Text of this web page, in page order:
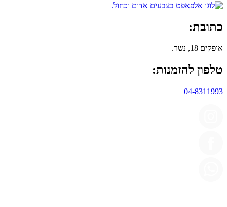
כתובת:
אופקים 18, נשר.
טלפון להזמנות:
04-8311993